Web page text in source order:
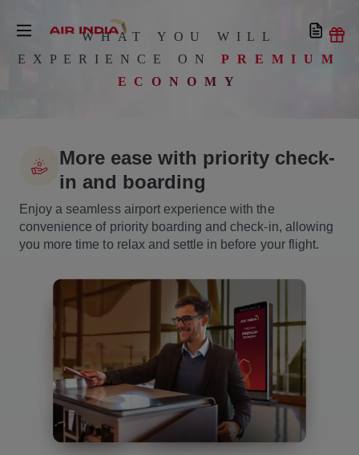
WHAT YOU WILL
EXPERIENCE ONPREMIUM
ECONOMY
More ease with priority check-
in and boarding
Enjoy a seamless airport experience with the
convenience of priority boarding and check-in, allowing
you more time to relax and settle in before your flight.